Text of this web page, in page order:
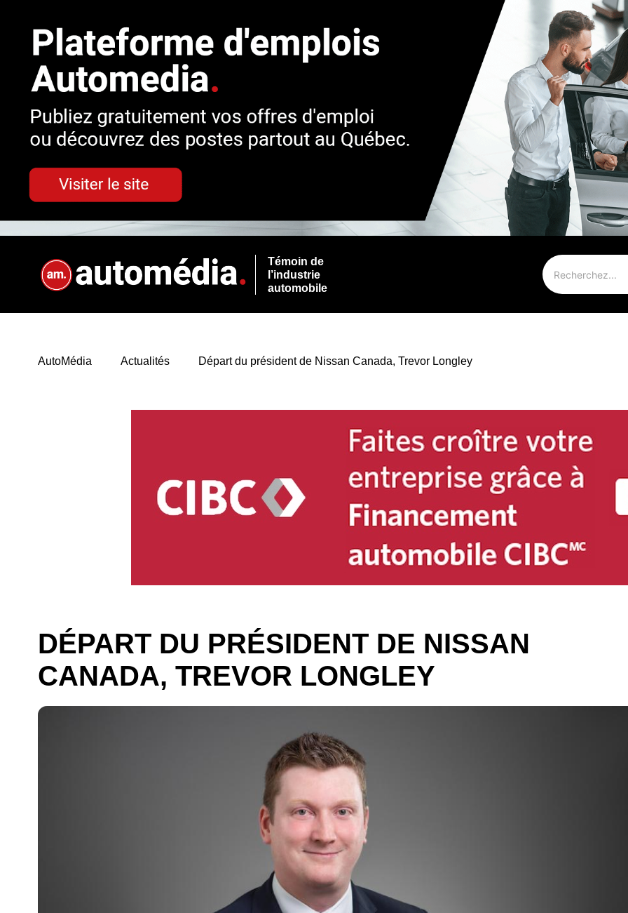
Témoin de
l’industrie
automobile
AutoMédia Actualités Départ du président de Nissan Canada, Trevor Longley
DÉPART DU PRÉSIDENT DE NISSAN
CANADA, TREVOR LONGLEY